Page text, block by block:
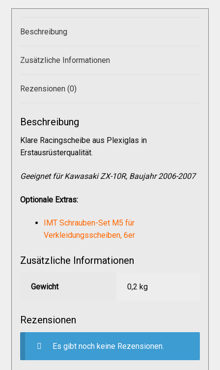
Versandkosten
Beschreibung
Zusätzliche Informationen
Rezensionen (0)
Beschreibung
Klare Racingscheibe aus Plexiglas in
Erstausrüsterqualität.
Geeignet für Kawasaki ZX-10R, Baujahr 2006-2007
Optionale Extras:
IMT Schrauben-Set M5 für
Verkleidungsscheiben, 6er
Zusätzliche Informationen
Gewicht 0,2 kg
Rezensionen
Es gibt noch keine Rezensionen.